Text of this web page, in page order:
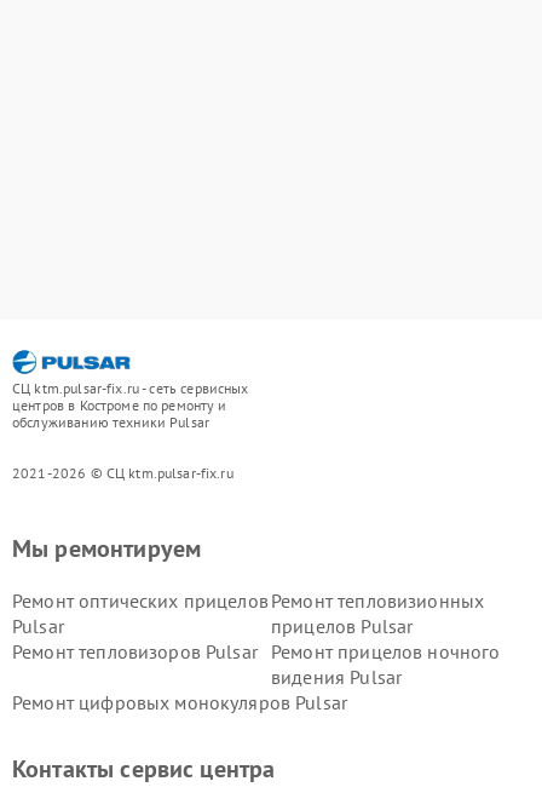
СЦ ktm.pulsar-fix.ru - сеть сервисных
центров в Костроме по ремонту и
обслуживанию техники Pulsar
2021-2026 © СЦ ktm.pulsar-fix.ru
Мы ремонтируем
Ремонт оптических прицелов
Pulsar
Ремонт тепловизионных
прицелов Pulsar
Ремонт тепловизоров Pulsar
Ремонт прицелов ночного
видения Pulsar
Ремонт цифровых монокуляров Pulsar
Контакты сервис центра